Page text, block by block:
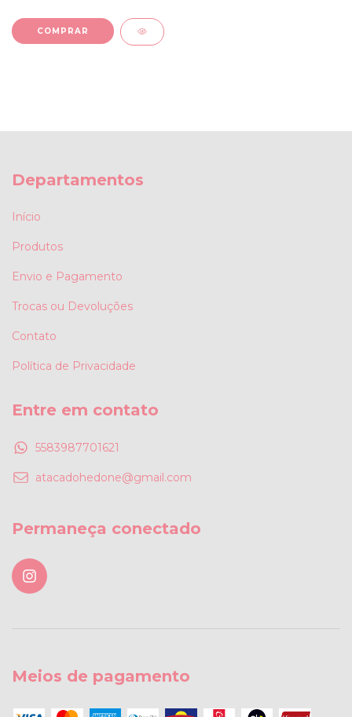
COMPRAR
Departamentos
Início
Produtos
Envio e Pagamento
Trocas ou Devoluções
Contato
Política de Privacidade
Entre em contato
5583987701621
atacadohedone@gmail.com
Permaneça conectado
Meios de pagamento